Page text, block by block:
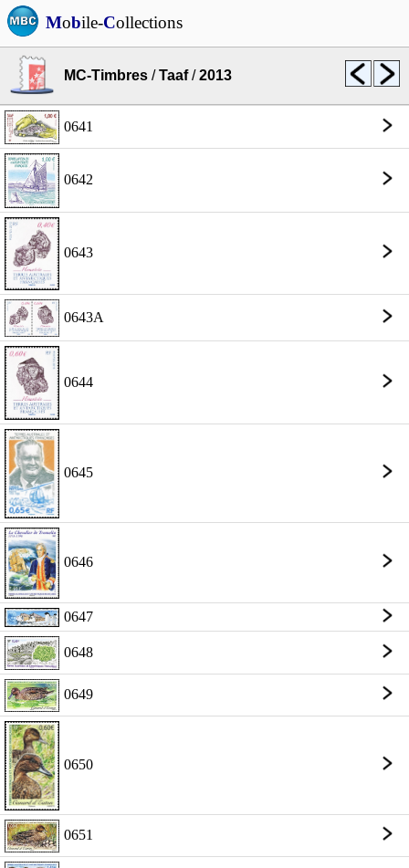
Mobile-Collections
MC-Timbres /Taaf/2013
0641
0642
0643
0643A
0644
0645
0646
0647
0648
0649
0650
0651